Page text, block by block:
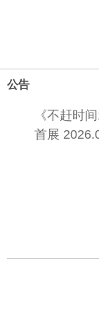
公告
《不赶时
首展